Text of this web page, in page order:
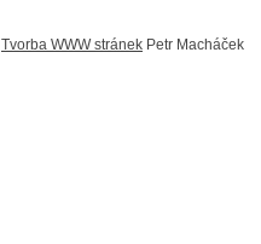
Tvorba WWW stránek Petr Macháček